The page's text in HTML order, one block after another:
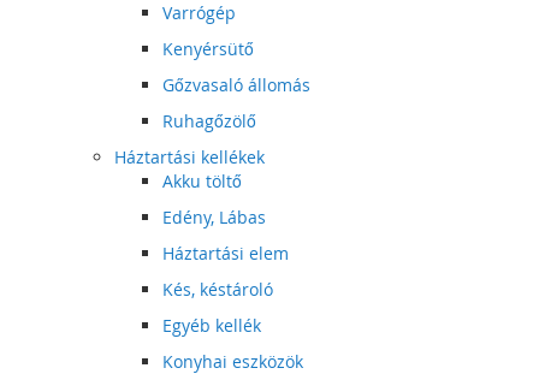
Varrógép
Kenyérsütő
Gőzvasaló állomás
Ruhagőzölő
Háztartási kellékek
Akku töltő
Edény, Lábas
Háztartási elem
Kés, késtároló
Egyéb kellék
Konyhai eszközök